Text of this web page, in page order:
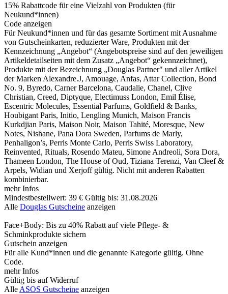
15% Rabattcode für eine Vielzahl von Produkten (für
Neukund*innen)
Code anzeigen
Für Neukund*innen und für das gesamte Sortiment mit Ausnahme
von Gutscheinkarten, reduzierter Ware, Produkten mit der
Kennzeichnung „Angebot“ (Angebotspreise sind auf den jeweiligen
Artikeldetailseiten mit dem Zusatz „Angebot“ gekennzeichnet),
Produkte mit der Bezeichnung „Douglas Partner" und aller Artikel
der Marken Alexandre.J, Amouage, Anfas, Attar Collection, Bond
No. 9, Byredo, Carner Barcelona, Caudalie, Chanel, Clive
Christian, Creed, Diptyque, Electimuss London, Emil Élise,
Escentric Molecules, Essential Parfums, Goldfield & Banks,
Houbigant Paris, Initio, Lengling Munich, Maison Francis
Kurkdjian Paris, Maison Noir, Maison Tahité, Moresque, New
Notes, Nishane, Pana Dora Sweden, Parfums de Marly,
Penhaligon’s, Perris Monte Carlo, Perris Swiss Laboratory,
Reinvented, Rituals, Rosendo Mateu, Simone Andreoli, Sora Dora,
Thameen London, The House of Oud, Tiziana Terenzi, Van Cleef &
Arpels, Widian und Xerjoff gültig. Nicht mit anderen Rabatten
kombinierbar.
mehr Infos
Mindestbestellwert: 39 € Gültig bis: 31.08.2026
Alle Douglas Gutscheine anzeigen
Face+Body: Bis zu 40% Rabatt auf viele Pflege- &
Schminkprodukte sichern
Gutschein anzeigen
Für alle Kund*innen und die genannte Kategorie gültig. Ohne
Code.
mehr Infos
Gültig bis auf Widerruf
Alle ASOS Gutscheine anzeigen